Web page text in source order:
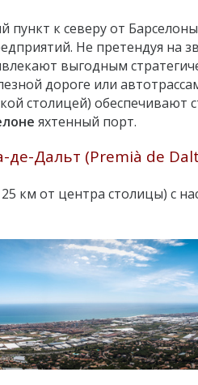
к северу от
Не претендуя на
выгодным
дороге или
столицей) обеспечивают
яхтенный порт.
Дальт (Premià de
км от центра столицы) с